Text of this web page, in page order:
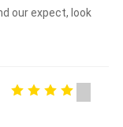
our expect, look